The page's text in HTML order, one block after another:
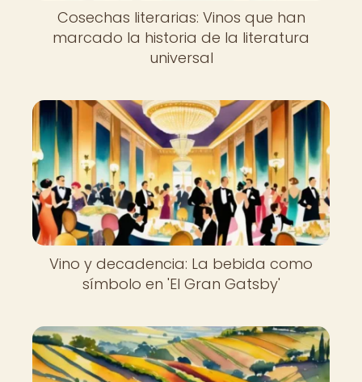
Cosechas literarias: Vinos que han
marcado la historia de la literatura
universal
Vino y decadencia: La bebida como
símbolo en 'El Gran Gatsby'